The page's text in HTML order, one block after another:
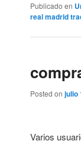
Publicado en
real madrid
Posted on julio
Varios